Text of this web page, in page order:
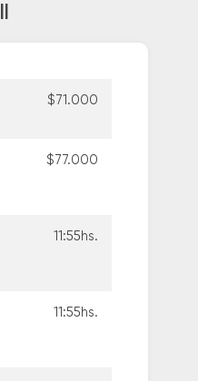
$71.000
$77.000
11:55hs.
11:55hs.